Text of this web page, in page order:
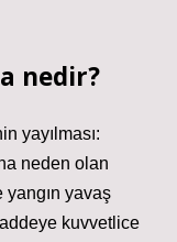
nedir?
yayılması:
neden olan
yangın yavaş
kuvvetlice